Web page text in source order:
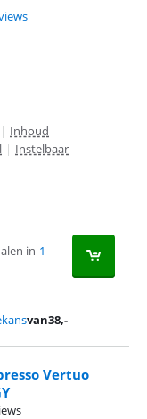
| Inhoud
| Instelbaar
in 1
van38,-
Vertuo